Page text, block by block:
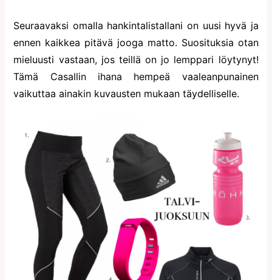
Seuraavaksi omalla hankintalistallani on uusi hyvä ja
ennen kaikkea pitävä jooga matto. Suosituksia otan
mieluusti vastaan, jos teillä on jo lemppari löytynyt!
Tämä Casallin ihana hempeä vaaleanpunainen
vaikuttaa ainakin kuvausten mukaan täydelliselle.